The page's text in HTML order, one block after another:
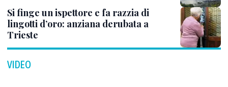
Si finge un ispettore e fa razzia di
lingotti d’oro: anziana derubata a
Trieste
VIDEO